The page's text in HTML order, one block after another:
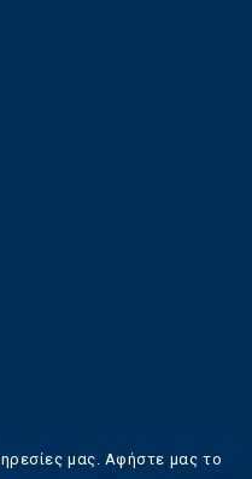
μας. Αφήστε μας το